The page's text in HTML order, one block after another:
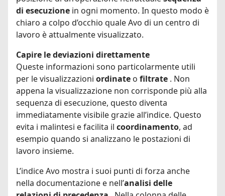
di esecuzione in ogni momento. In questo modo è
chiaro a colpo d’occhio quale Avo di un centro di
lavoro è attualmente visualizzato.
Capire le deviazioni direttamente
Queste informazioni sono particolarmente utili
per le visualizzazioni ordinate o filtrate . Non
appena la visualizzazione non corrisponde più alla
sequenza di esecuzione, questo diventa
immediatamente visibile grazie all’indice. Questo
evita i malintesi e facilita il coordinamento, ad
esempio quando si analizzano le postazioni di
lavoro insieme.
L’indice Avo mostra i suoi punti di forza anche
nella documentazione e nell’analisi delle